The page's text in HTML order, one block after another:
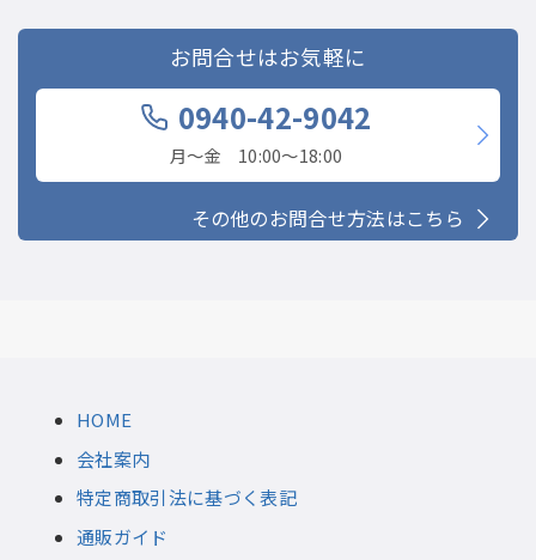
お問合せはお気軽に
0940-42-9042
月〜金 10:00〜18:00
その他のお問合せ方法はこちら
HOME
会社案内
特定商取引法に基づく表記
通販ガイド